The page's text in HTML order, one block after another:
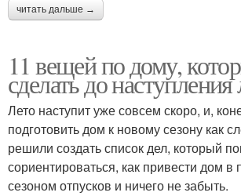
читать дальше →
11 вещей по дому,
сделать до наступления
Лето наступит уже совсем скоро, и,
подготовить дом к новому сезону как
решили создать список дел, который
сориентироваться, как привести дом в
сезоном отпусков и ничего не забыть.